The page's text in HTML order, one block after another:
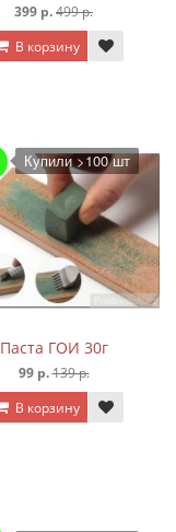
399 р.499 р.
В корзину
Купили >100 шт
Паста ГОИ 30г
99 р.139 р.
В корзину